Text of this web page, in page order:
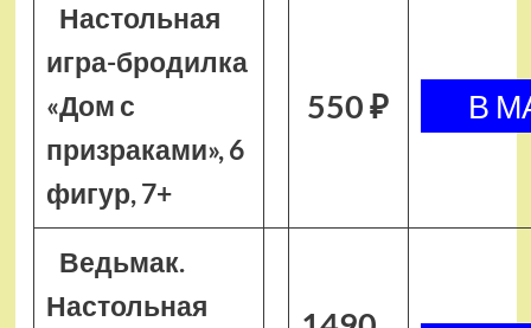
Настольная
игра-бродилка
«Дом с
призраками», 6
фигур, 7+
550 ₽
Ведьмак.
Настольная